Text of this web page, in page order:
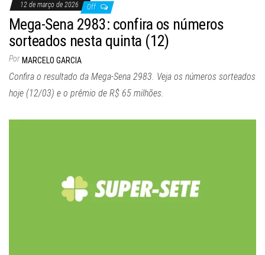
12 de março de 2026 Off
Mega-Sena 2983: confira os números
sorteados nesta quinta (12)
Por MARCELO GARCIA
Confira o resultado da Mega-Sena 2983. Veja os números sorteados
hoje (12/03) e o prêmio de R$ 65 milhões.